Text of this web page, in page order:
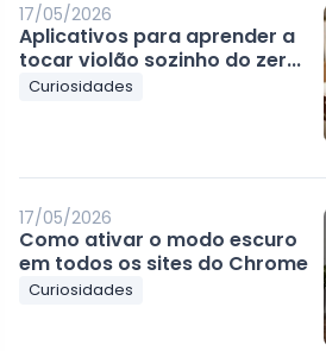
17/05/2026
Aplicativos para aprender a
tocar violão sozinho do zer...
Curiosidades
17/05/2026
Como ativar o modo escuro
em todos os sites do Chrome
Curiosidades